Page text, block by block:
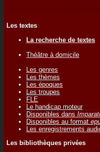
Les textes
La recherche de textes
Théâtre à domicile
Les genres
Les thèmes
Les époques
Les troupes
FLE
Le handicap moteur
Disponibles dans
Disponibles au format
Les enregistrements
Les bibliothèques privées